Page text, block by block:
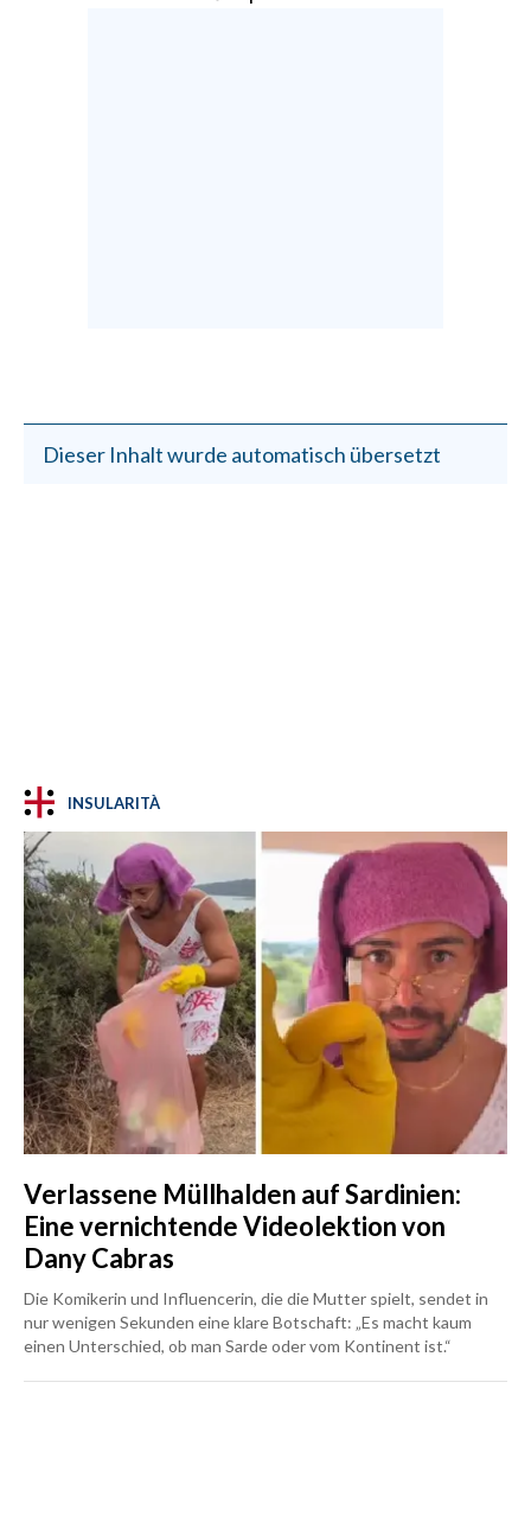
Dieser Inhalt wurde automatisch übersetzt
INSULARITÀ
Verlassene Müllhalden auf Sardinien:
Eine vernichtende Videolektion von
Dany Cabras
Die Komikerin und Influencerin, die die Mutter spielt, sendet in
nur wenigen Sekunden eine klare Botschaft: „Es macht kaum
einen Unterschied, ob man Sarde oder vom Kontinent ist.“